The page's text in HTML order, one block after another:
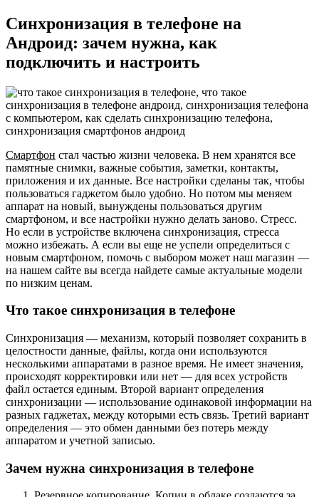
Синхронизация в телефоне на
Андроид: зачем нужна, как
подключить и настроить
Смартфон стал частью жизни человека. В нем хранятся все
памятные снимки, важные события, заметки, контакты,
приложения и их данные. Все настройки сделаны так, чтобы
пользоваться гаджетом было удобно. Но потом мы меняем
аппарат на новый, вынуждены пользоваться другим
смартфоном, и все настройки нужно делать заново. Стресс.
Но если в устройстве включена синхронизация, стресса
можно избежать. А если вы еще не успели определиться с
новым смартфоном, помочь с выбором может наш магазин —
на нашем сайте вы всегда найдете самые актуальные модели
по низким ценам.
Что такое синхронизация в телефоне
Синхронизация — механизм, который позволяет сохранить в
целостности данные, файлы, когда они используются
несколькими аппаратами в разное время. Не имеет значения,
происходят корректировки или нет — для всех устройств
файл остается единым. Второй вариант определения
синхронизации — использование одинаковой информации на
разных гаджетах, между которыми есть связь. Третий вариант
определения — это обмен данными без потерь между
аппаратом и учетной записью.
Зачем нужна синхронизация в телефоне